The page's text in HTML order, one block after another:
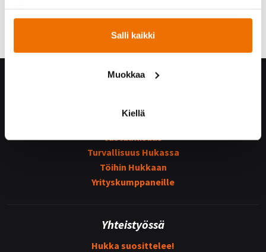
Salli kaikki
Muokkaa
Kiellä
Yhteystiedot
Vastuullisuus
Turvallisuus Hukassa
Töihin Hukkaan
Yrityskumppaneille
Yhteistyössä
Hukka suosittelee!